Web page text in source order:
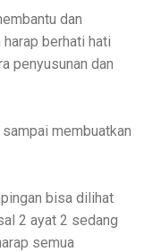
dan
berhati hati
penyusunan dan
membuatkan
bisa dilihat
2 ayat 2 sedang
semua